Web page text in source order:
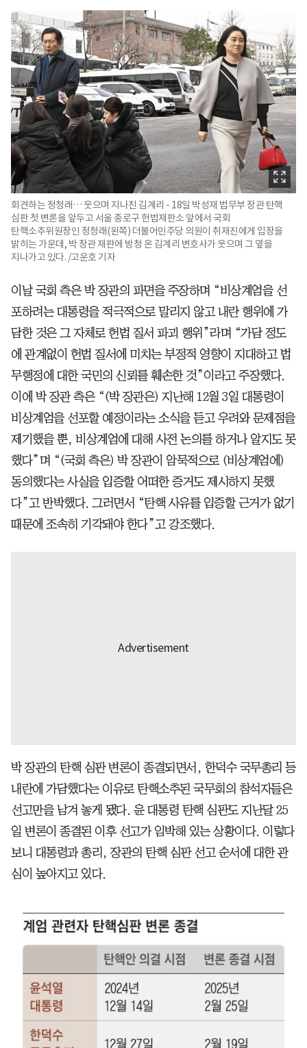
회견하는 정청래… 웃으며 지나친 김계리 - 18일 박성재 법무부 장관 탄핵
심판 첫 변론을 앞두고 서울 종로구 헌법재판소 앞에서 국회
탄핵소추위원장인 정청래(왼쪽) 더불어민주당 의원이 취재진에게 입장을
밝히는 가운데, 박 장관 재판에 방청 온 김계리 변호사가 웃으며 그 옆을
지나가고 있다. /고운호 기자
이날 국회 측은 박 장관의 파면을 주장하며 “비상계엄을 선
포하려는 대통령을 적극적으로 말리지 않고 내란 행위에 가
담한 것은 그 자체로 헌법 질서 파괴 행위”라며 “가담 정도
에 관계없이 헌법 질서에 미치는 부정적 영향이 지대하고 법
무행정에 대한 국민의 신뢰를 훼손한 것”이라고 주장했다.
이에 박 장관 측은 “(박 장관은) 지난해 12월 3일 대통령이
비상계엄을 선포할 예정이라는 소식을 듣고 우려와 문제점을
제기했을 뿐, 비상계엄에 대해 사전 논의를 하거나 알지도 못
했다”며 “(국회 측은) 박 장관이 암묵적으로 (비상계엄에)
동의했다는 사실을 입증할 어떠한 증거도 제시하지 못했
다”고 반박했다. 그러면서 “탄핵 사유를 입증할 근거가 없기
때문에 조속히 기각돼야 한다”고 강조했다.
박 장관의 탄핵 심판 변론이 종결되면서, 한덕수 국무총리 등
내란에 가담했다는 이유로 탄핵소추된 국무회의 참석자들은
선고만을 남겨 놓게 됐다. 윤 대통령 탄핵 심판도 지난달 25
일 변론이 종결된 이후 선고가 임박해 있는 상황이다. 이렇다
보니 대통령과 총리, 장관의 탄핵 심판 선고 순서에 대한 관
심이 높아지고 있다.